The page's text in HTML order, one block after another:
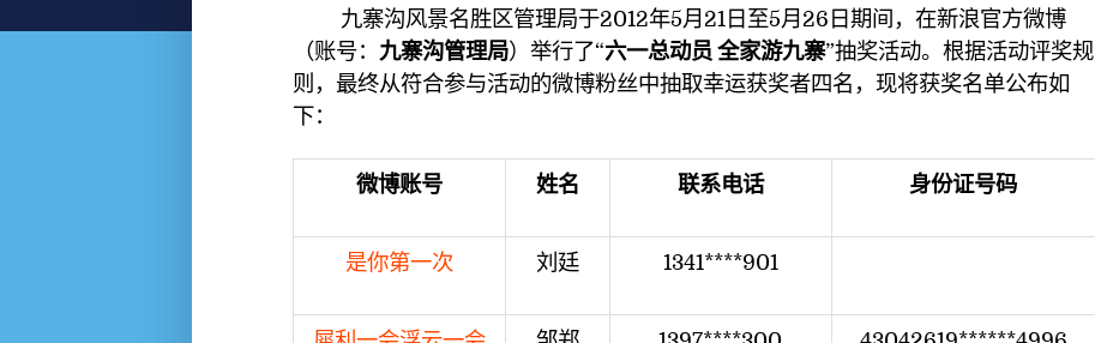
九寨沟风景名胜区管理局于2012年5月21日至5月26日期间，在新浪官方微博
（账号： 九寨沟管理局）举行了“六一总动员 全家游九寨”抽奖活动。根据活动评奖规
则，最终从符合参与活动的微博粉丝中抽取幸运获奖者四名，现将获奖名单公布如
下：
微博账号 姓名 联系电话 身份证号码
是你第一次 刘廷 1341****901